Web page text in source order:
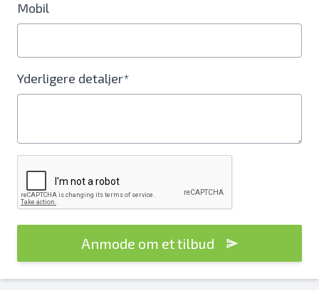
Mobil
Yderligere detaljer*
Anmode om et tilbud